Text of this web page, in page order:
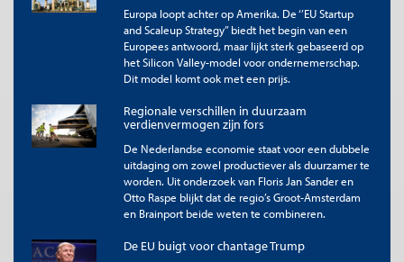
Figuur 1. Momentum-resultaten,
cumulatief/geïndexeerd (1985-2025).
J. Geels, 2025
Europa loopt achter op Amerika. De ‘’EU Startup
and Scaleup Strategy’’ biedt het begin van een
Europees antwoord, maar lijkt sterk gebaseerd op
het Silicon Valley-model voor ondernemerschap.
Dit model komt ook met een prijs.
Regionale verschillen in duurzaam
verdienvermogen zijn fors
De Nederlandse economie staat voor een dubbele
uitdaging om zowel productiever als duurzamer te
worden. Uit onderzoek van Floris Jan Sander en
Otto Raspe blijkt dat de regio’s Groot-Amsterdam
en Brainport beide weten te combineren.
De EU buigt voor chantage Trump